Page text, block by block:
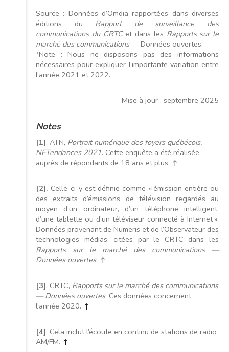
Source : Données d’Omdia rapportées dans diverses
éditions du Rapport de surveillance des
communications du CRTCet dans les Rapports sur le
marché des communications— Données ouvertes.
*Note : Nous ne disposons pas des informations
nécessaires pour expliquer l’importante variation entre
l’année 2021 et 2022.
Mise à jour : septembre 2025
Notes
[1]. ATN, Portrait numérique des foyers québécois,
NETendances 2021. Cette enquête a été réalisée
auprès de répondants de 18 ans et plus. ↑
[2]. Celle-ci y est définie comme « émission entière ou
des extraits d’émissions de télévision regardés au
moyen d’un ordinateur, d’un téléphone intelligent,
d’une tablette ou d’un téléviseur connecté à Internet ».
Données provenant de Numeris et de l’Observateur des
technologies médias, citées par le CRTC dans les
Rapports sur le marché des communications —
Données ouvertes. ↑
[3]. CRTC, Rapports sur le marché des communications
— Données ouvertes. Ces données concernent
l’année 2020. ↑
[4]. Cela inclut l’écoute en continu de stations de radio
AM/FM. ↑